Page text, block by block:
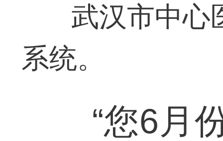
武汉市中心
系统。
“您6月份